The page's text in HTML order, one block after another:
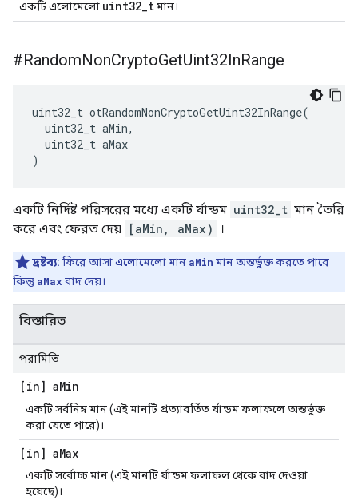
একটি এলোমেলো uint32_tমান।
#RandomNonCryptoGetUint32InRange
uint32_t otRandomNonCryptoGetUint32InRange(
uint32_t aMin,
uint32_t aMax
)
একটি নির্দিষ্ট পরিসরের মধ্যে একটি র্যান্ডম uint32_t মান তৈরি
করে এবং ফেরত দেয় [aMin, aMax) ।
দ্রষ্টব্য: ফিরে আসা এলোমেলো মান aMin মান অন্তর্ভুক্ত করতে পারে
কিন্তু aMax বাদ দেয়।
বিস্তারিত
পরামিতি
[in] aMin
একটি সর্বনিম্ন মান (এই মানটি প্রত্যাবর্তিত র্যান্ডম ফলাফলে অন্তর্ভুক্ত
করা যেতে পারে)।
[in] aMax
একটি সর্বোচ্চ মান (এই মানটি র্যান্ডম ফলাফল থেকে বাদ দেওয়া
হয়েছে)।